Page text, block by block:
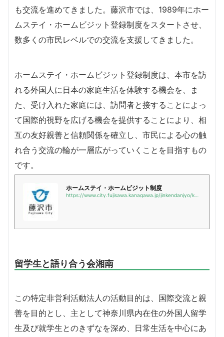
も交流を進めてきました。藤沢市では、1989年にホー
ムステイ・ホームビジット登録制度をスタートさせ、
数多くの市民レベルでの交流を支援してきました。
ホームステイ・ホームビジット登録制度は、本市を訪
れる外国人に日本の家庭生活を体験する機会を、ま
た、受け入れた家庭には、訪問者と接することによっ
て国際的視野を広げる機会を提供することにより、相
互の友好親善と信頼関係を確立し、市民による心の触
れ合う交流の輪が一層広がっていくことを目指すもの
です。
ホームステイ・ホームビジット制度
留学生と語り合う会湘南
この特定非営利活動法人の活動目的は、国際交流と親
善を目的とし、主として神奈川県内在住の外国人留学
生及び就学生とのきずなを深め、日常生活を中心にあ